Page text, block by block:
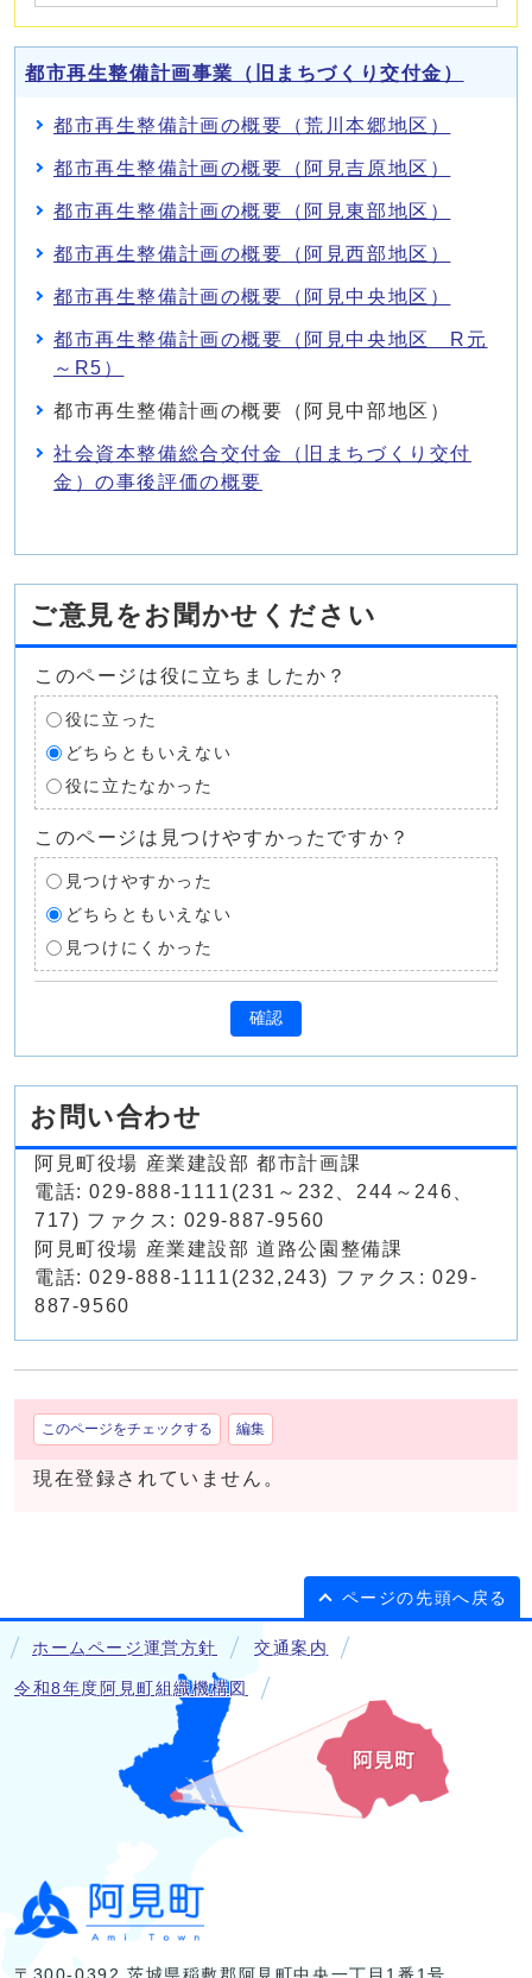
都市再生整備計画事業（旧まちづくり交付金）
都市再生整備計画の概要（荒川本郷地区）
都市再生整備計画の概要（阿見吉原地区）
都市再生整備計画の概要（阿見東部地区）
都市再生整備計画の概要（阿見西部地区）
都市再生整備計画の概要（阿見中央地区）
都市再生整備計画の概要（阿見中央地区 R元
～R5）
都市再生整備計画の概要（阿見中部地区）
社会資本整備総合交付金（旧まちづくり交付
金）の事後評価の概要
ご意見をお聞かせください
このページは役に立ちましたか？
役に立った
どちらともいえない
役に立たなかった
このページは見つけやすかったですか？
見つけやすかった
どちらともいえない
見つけにくかった
確認
お問い合わせ
阿見町役場 産業建設部 都市計画課
電話: 029-888-1111(231～232、244～246、
717) ファクス: 029-887-9560
阿見町役場 産業建設部 道路公園整備課
電話: 029-888-1111(232,243) ファクス: 029-
887-9560
このページをチェックする 編集
現在登録されていません。
ページの先頭へ戻る
ホームページ運営方針 交通案内
令和8年度阿見町組織機構図